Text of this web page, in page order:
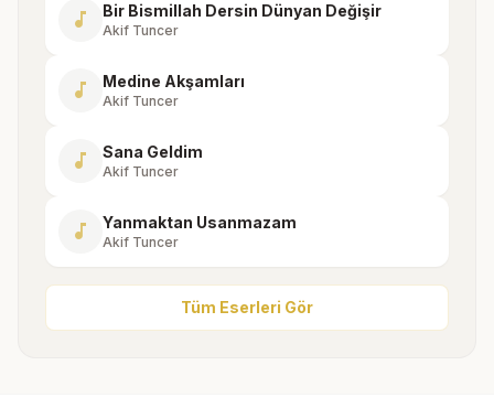
music_note Bir Bismillah Dersin Dünyan Değişir
Akif Tuncer
music_note Medine Akşamları
Akif Tuncer
music_note Sana Geldim
Akif Tuncer
music_note Yanmaktan Usanmazam
Akif Tuncer
Tüm Eserleri Gör